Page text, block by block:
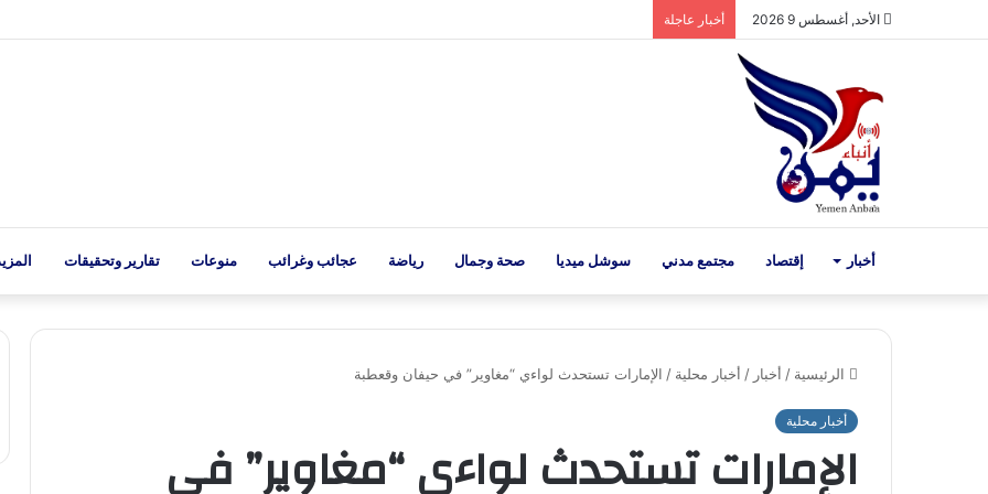
الأحد, أغسطس 9 2026 أخبار عاجلة
أخبار إقتصاد مجتمع مدني سوشل ميديا صحة وجمال رياضة عجائب وغرائب منوعات تقارير وتحقيقات
الرئيسية / أخبار / أخبار محلية / الإمارات تستحدث لواءي “مغاوير” في حيفان وقعطبة
أخبار محلية
الإمارات تستحدث لواءي “مغاوير” في